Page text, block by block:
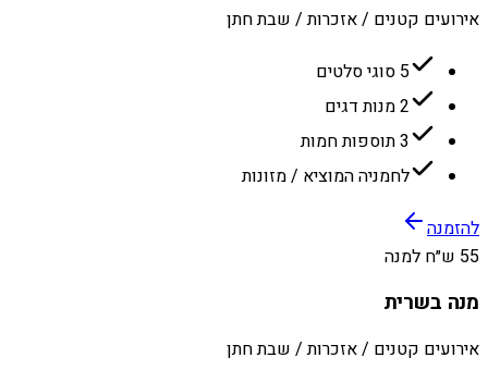
אירועים קטנים / אזכרות / שבת חתן
5 סוגי סלטים
2 מנות דגים
3 תוספות חמות
לחמניה המוציא / מזונות
להזמנה
55 ש״ח למנה
מנה בשרית
אירועים קטנים / אזכרות / שבת חתן